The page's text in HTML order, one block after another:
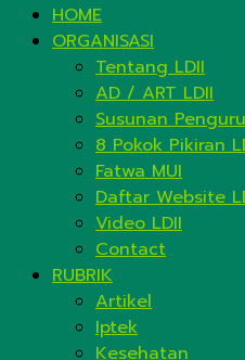
HOME
ORGANISASI
Tentang LDII
AD / ART LDII
Susunan
8 Pokok Pikiran
Fatwa MUI
Daftar Website
Video LDII
Contact
RUBRIK
Artikel
Iptek
Kesehatan